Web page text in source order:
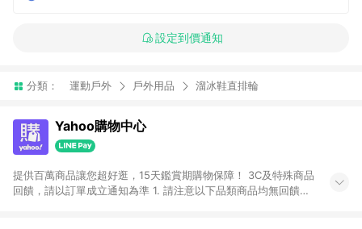
設定到價通知
分類： 運動戶外 戶外用品 溜冰鞋直排輪
Yahoo購物中心
提供百萬商品讓您超好逛，15天鑑賞期購物保障！ 3C及特殊商品
回饋，請以訂單成立通知為準 1. 請注意以下品類商品均無回饋：